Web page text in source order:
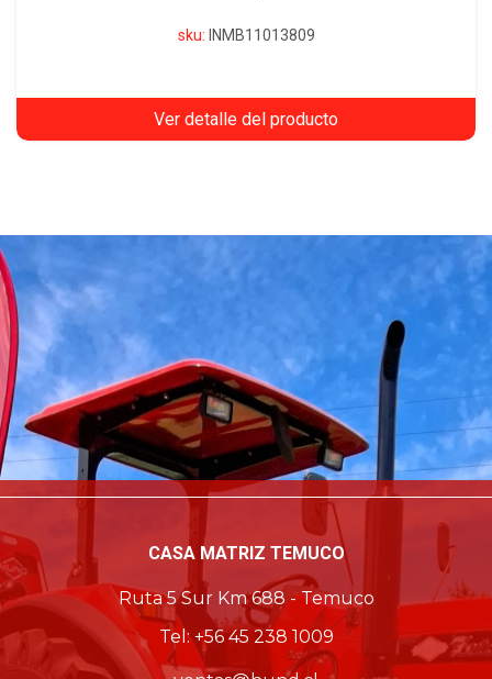
sku: INMB11013809
Ver detalle del producto
CASA MATRIZ TEMUCO
Ruta 5 Sur Km 688 - Temuco
Tel: +56 45 238 1009